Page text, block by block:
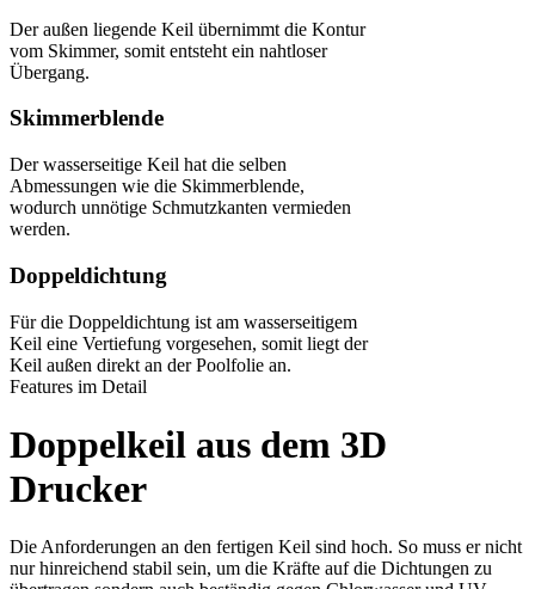
Der außen liegende Keil übernimmt die Kontur
vom Skimmer, somit entsteht ein nahtloser
Übergang.
Skimmerblende
Der wasserseitige Keil hat die selben
Abmessungen wie die Skimmerblende,
wodurch unnötige Schmutzkanten vermieden
werden.
Doppeldichtung
Für die Doppeldichtung ist am wasserseitigem
Keil eine Vertiefung vorgesehen, somit liegt der
Keil außen direkt an der Poolfolie an.
Features im Detail
Doppelkeil aus dem 3D
Drucker
Die Anforderungen an den fertigen Keil sind hoch. So muss er nicht
nur hinreichend stabil sein, um die Kräfte auf die Dichtungen zu